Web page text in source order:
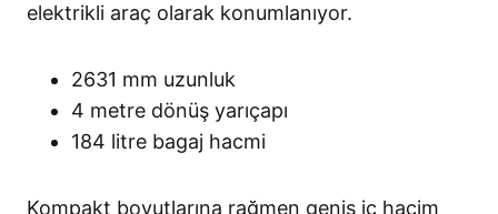
elektrikli araç olarak konumlanıyor.
2631 mm uzunluk
4 metre dönüş yarıçapı
184 litre bagaj hacmi
Kompakt boyutlarına rağmen geniş iç hacim